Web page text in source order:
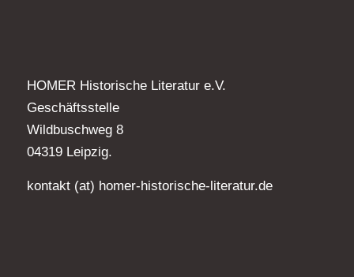
HOMER Historische Literatur e.V.
Geschäftsstelle
Wildbuschweg 8
04319 Leipzig.
kontakt (at) homer-historische-literatur.de